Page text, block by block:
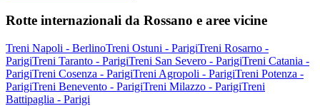
Rotte internazionali da Rossano e aree vicine
Treni Napoli - BerlinoTreni Ostuni - ParigiTreni Rosarno -
ParigiTreni Taranto - ParigiTreni San Severo - ParigiTreni Catania -
ParigiTreni Cosenza - ParigiTreni Agropoli - ParigiTreni Potenza -
ParigiTreni Benevento - ParigiTreni Milazzo - ParigiTreni
Battipaglia - Parigi